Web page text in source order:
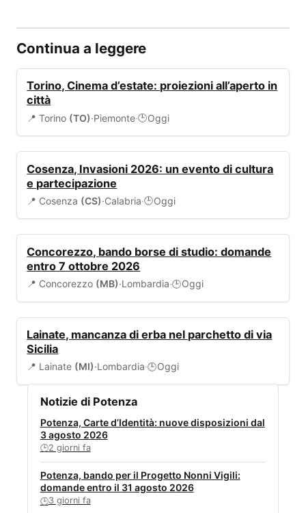
Continua a leggere
Torino, Cinema d’estate: proiezioni all’aperto in
città
📍 Torino (TO)·Piemonte·🕒Oggi
Cosenza, Invasioni 2026: un evento di cultura
e partecipazione
📍 Cosenza (CS)·Calabria·🕒Oggi
Concorezzo, bando borse di studio: domande
entro 7 ottobre 2026
📍 Concorezzo (MB)·Lombardia·🕒Oggi
Lainate, mancanza di erba nel parchetto di via
Sicilia
📍 Lainate (MI)·Lombardia·🕒Oggi
Notizie di Potenza
Potenza, Carte d’Identità: nuove disposizioni dal
3 agosto 2026
🕒2 giorni fa
Potenza, bando per il Progetto Nonni Vigili:
domande entro il 31 agosto 2026
🕒3 giorni fa